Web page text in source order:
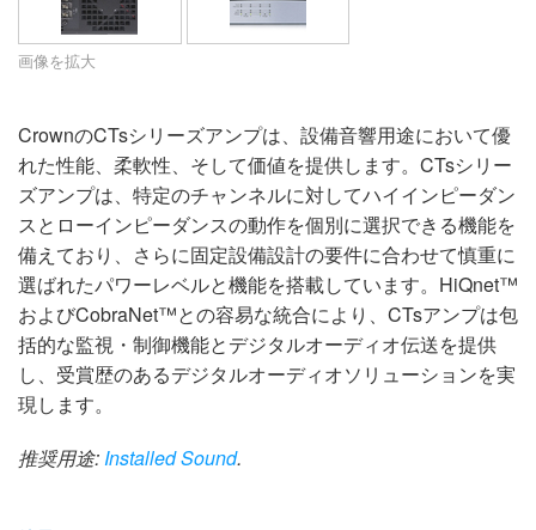
画像を拡大
CrownのCTsシリーズアンプは、設備音響用途において優
れた性能、柔軟性、そして価値を提供します。CTsシリー
ズアンプは、特定のチャンネルに対してハイインピーダン
スとローインピーダンスの動作を個別に選択できる機能を
備えており、さらに固定設備設計の要件に合わせて慎重に
選ばれたパワーレベルと機能を搭載しています。HiQnet™
およびCobraNet™との容易な統合により、CTsアンプは包
括的な監視・制御機能とデジタルオーディオ伝送を提供
し、受賞歴のあるデジタルオーディオソリューションを実
現します。
推奨用途:Installed Sound.